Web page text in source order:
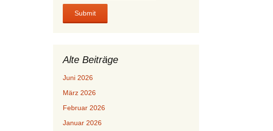
Alte Beiträge
Juni 2026
März 2026
Februar 2026
Januar 2026